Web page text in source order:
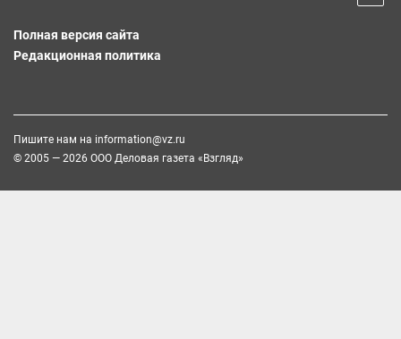
Полная версия сайта
Редакционная политика
Пишите нам на information@vz.ru
© 2005 — 2026 ООО Деловая газета «Взгляд»